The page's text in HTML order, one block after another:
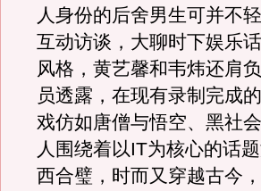
人身份的后舍男生可并不
互动访谈，大聊时下娱乐
风格，黄艺馨和韦炜还肩
员透露，在现有录制完成
戏仿如唐僧与悟空、黑社
人围绕着以IT为核心的话
西合璧，时而又穿越古今